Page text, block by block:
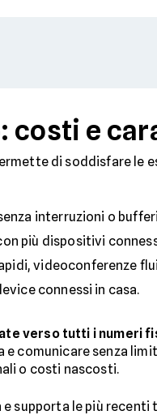
costi e
di soddisfare le
interruzioni o
più dispositivi
videoconferenze
connessi in casa.
verso tutti i numeri
comunicare senza
o costi nascosti.
e supporta le più